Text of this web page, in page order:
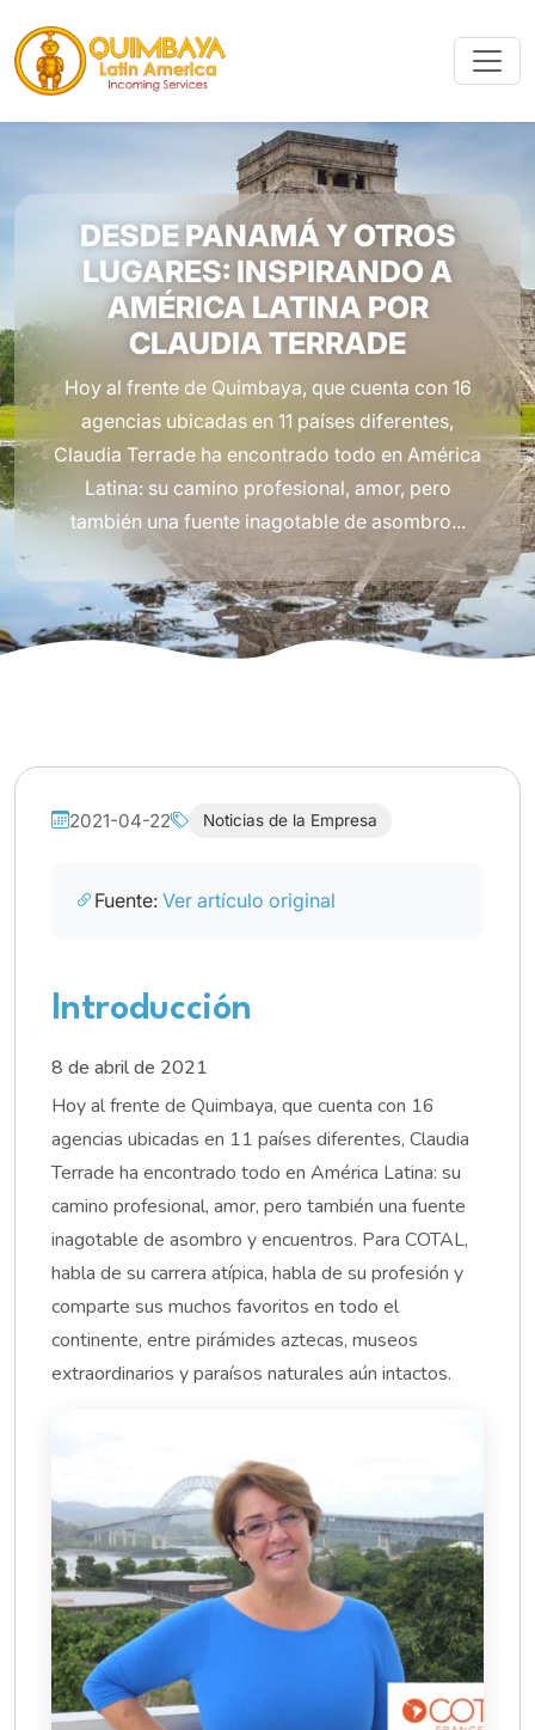
DESDE PANAMÁ Y OTROS
LUGARES: INSPIRANDO A
AMÉRICA LATINA POR
CLAUDIA TERRADE
Hoy al frente de Quimbaya, que cuenta con 16
agencias ubicadas en 11 países diferentes,
Claudia Terrade ha encontrado todo en América
Latina: su camino profesional, amor, pero
también una fuente inagotable de asombro...
2021-04-22 Noticias de la Empresa
Fuente: Ver artículo original
Introducción
8 de abril de 2021
Hoy al frente de Quimbaya, que cuenta con 16
agencias ubicadas en 11 países diferentes, Claudia
Terrade ha encontrado todo en América Latina: su
camino profesional, amor, pero también una fuente
inagotable de asombro y encuentros. Para COTAL,
habla de su carrera atípica, habla de su profesión y
comparte sus muchos favoritos en todo el
continente, entre pirámides aztecas, museos
extraordinarios y paraísos naturales aún intactos.